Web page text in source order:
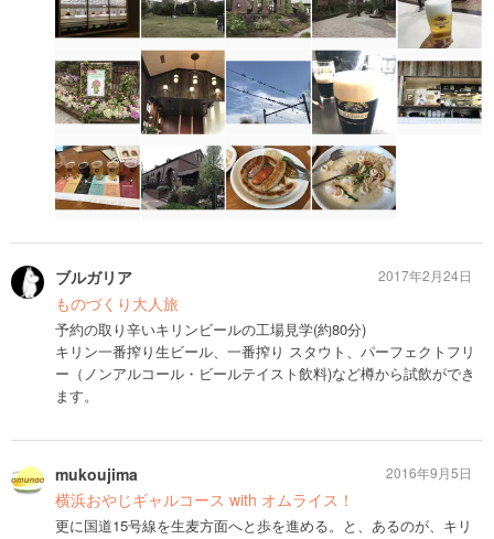
ブルガリア
ものづくり大人旅
予約の取り辛いキリンビールの工場見学(約80分)
キリン一番搾り生ビール、一番搾り スタウト、パーフェクトフリ
ー（ノンアルコール・ビールテイスト飲料)など樽から試飲ができ
ます。
2017年2月24日
mukoujima
横浜おやじギャルコース with オムライス！
更に国道15号線を生麦方面へと歩を進める。と、あるのが、キリ
2016年9月5日